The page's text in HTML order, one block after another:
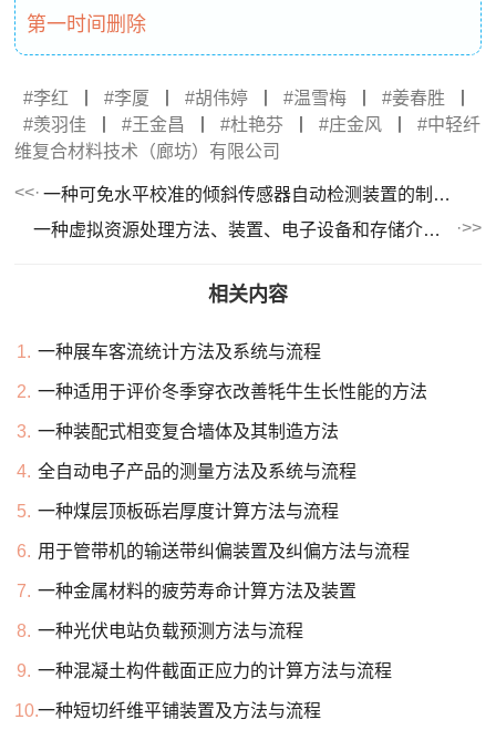
第一时间删除
李红 李厦 胡伟婷 温雪梅 姜春胜
羡羽佳
王金昌 杜艳芬 庄金风
中轻纤
维复合材料技术（廊坊）有限公司
一种可免水平校准的倾斜传感器自动检测装置的制作方法
一种虚拟资源处理方法、装置、电子设备和存储介质与流程
相关内容
1. 一种展车客流统计方法及系统与流程
2. 一种适用于评价冬季穿衣改善牦牛生长性能的方法
3. 一种装配式相变复合墙体及其制造方法
4. 全自动电子产品的测量方法及系统与流程
5. 一种煤层顶板砾岩厚度计算方法与流程
6. 用于管带机的输送带纠偏装置及纠偏方法与流程
7. 一种金属材料的疲劳寿命计算方法及装置
8. 一种光伏电站负载预测方法与流程
9. 一种混凝土构件截面正应力的计算方法与流程
10.一种短切纤维平铺装置及方法与流程